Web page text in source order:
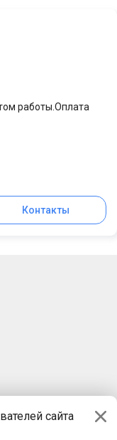
сайта
работы.Оплата
Контакты